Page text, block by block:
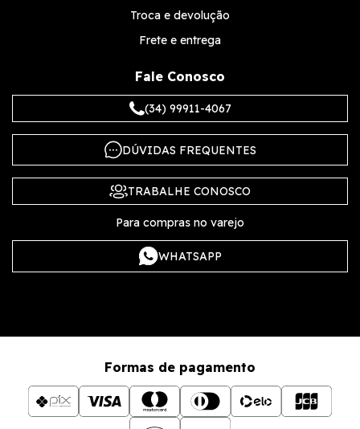
Troca e devolução
Frete e entrega
Fale Conosco
(34) 99911-4067
DÚVIDAS FREQUENTES
TRABALHE CONOSCO
Para compras no varejo
WHATSAPP
Formas de pagamento